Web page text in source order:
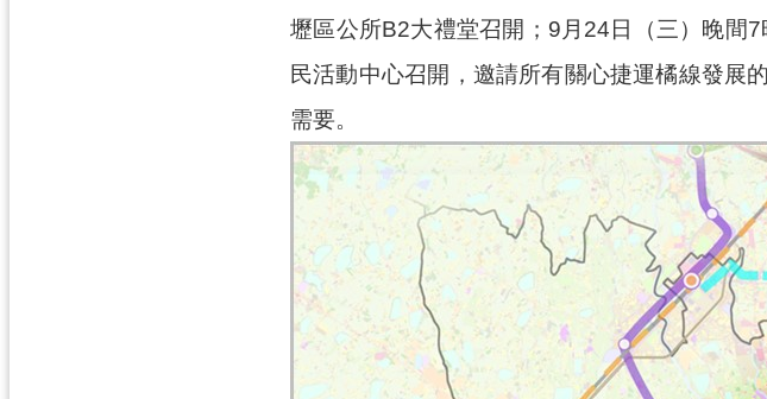
壢區公所B2大禮堂召開；9月24日（三）晚間
民活動中心召開，邀請所有關心捷運橘線發展
需要。